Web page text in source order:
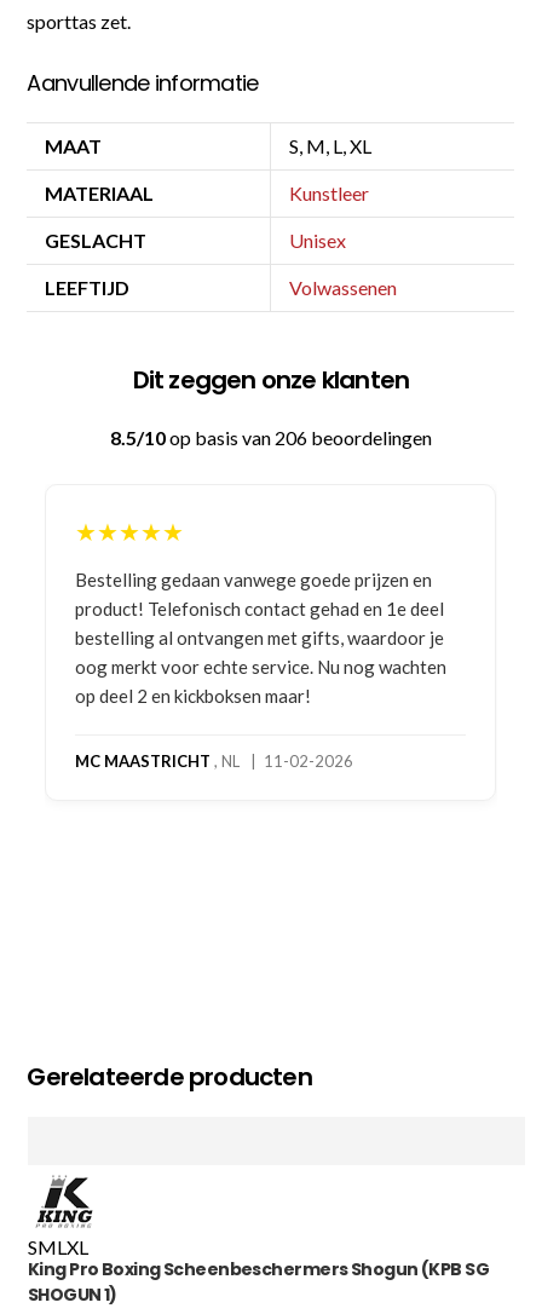
sporttas zet.
Aanvullende informatie
MAAT S, M, L, XL
MATERIAAL Kunstleer
GESLACHT Unisex
LEEFTIJD Volwassenen
Dit zeggen onze klanten
8.5/10op basis van 206 beoordelingen
★★★★★
Bestelling gedaan vanwege goede prijzen en
product! Telefonisch contact gehad en 1e deel
bestelling al ontvangen met gifts, waardoor je
oog merkt voor echte service. Nu nog wachten
op deel 2 en kickboksen maar!
MC MAASTRICHT , NL | 11-02-2026
Gerelateerde producten
SMLXL
King Pro Boxing Scheenbeschermers Shogun (KPB SG
SHOGUN 1)